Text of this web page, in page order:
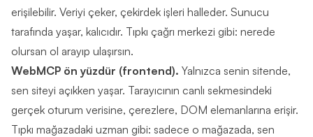
erişilebilir. Veriyi çeker, çekirdek işleri halleder. Sunucu
tarafında yaşar, kalıcıdır. Tıpkı çağrı merkezi gibi: nerede
olursan ol arayıp ulaşırsın.
WebMCP ön yüzdür (frontend). Yalnızca senin sitende,
sen siteyi açıkken yaşar. Tarayıcının canlı sekmesindeki
gerçek oturum verisine, çerezlere, DOM elemanlarına erişir.
Tıpkı mağazadaki uzman gibi: sadece o mağazada, sen